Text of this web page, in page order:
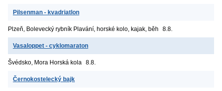
Pilsenman - kvadriatlon
Plzeň, Bolevecký rybník Plavání, horské kolo, kajak, běh 8.8.
Vasaloppet - cyklomaraton
Švédsko, Mora Horská kola 8.8.
Černokostelecký bajk